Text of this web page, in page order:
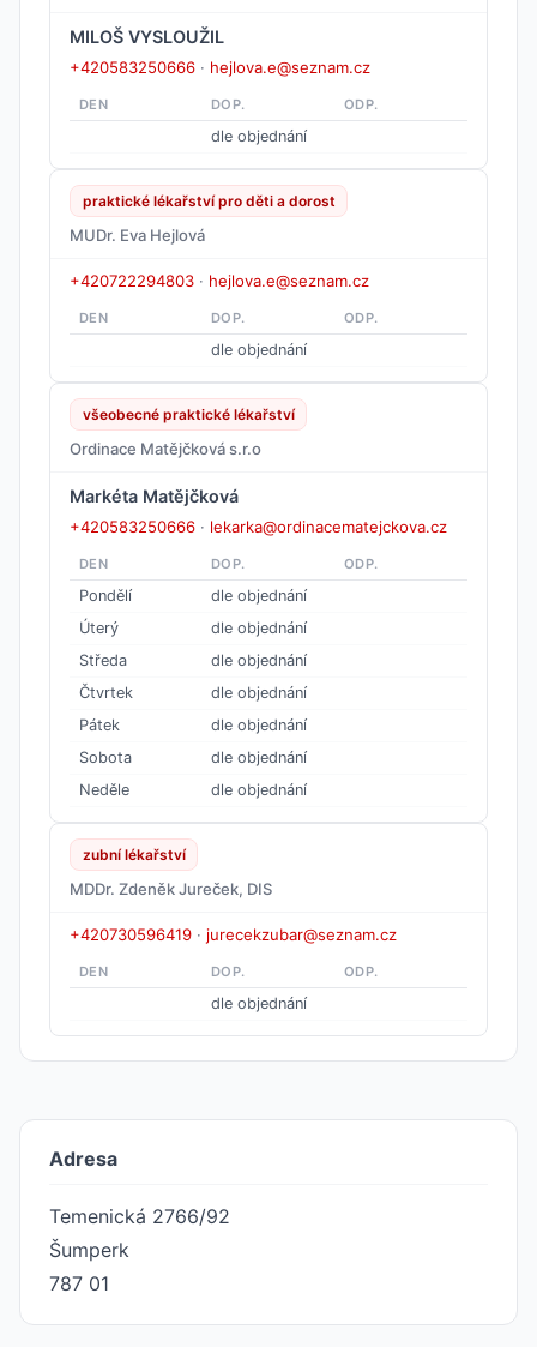
MILOŠ VYSLOUŽIL
+420583250666 · hejlova.e@seznam.cz
DEN DOP. ODP.
dle objednání
praktické lékařství pro děti a dorost
MUDr. Eva Hejlová
+420722294803 · hejlova.e@seznam.cz
DEN DOP. ODP.
dle objednání
všeobecné praktické lékařství
Ordinace Matějčková s.r.o
Markéta Matějčková
+420583250666 · lekarka@ordinacematejckova.cz
DEN DOP. ODP.
Pondělí
dle objednání
Úterý
dle objednání
Středa
dle objednání
Čtvrtek
dle objednání
Pátek
dle objednání
Sobota
dle objednání
Neděle
dle objednání
zubní lékařství
MDDr. Zdeněk Jureček, DIS
+420730596419 · jurecekzubar@seznam.cz
DEN DOP. ODP.
dle objednání
Adresa
Temenická 2766/92
Šumperk
787 01